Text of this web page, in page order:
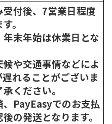
付後、7営業日程度
。
末年始は休業日とな
や交通事情などによ
れることがございま
ください。
PayEasyでのお支払
の発送となります。